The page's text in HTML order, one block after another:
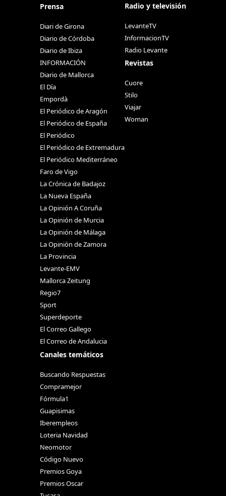
Prensa
Diari de Girona
Diario de Córdoba
Diario de Ibiza
INFORMACIÓN
Diario de Mallorca
El Día
Empordà
El Periódico de Aragón
El Periódico de España
El Periódico
El Periódico de Extremadura
El Periódico Mediterráneo
Faro de Vigo
La Crónica de Badajoz
La Nueva España
La Opinión A Coruña
La Opinión de Murcia
La Opinión de Málaga
La Opinión de Zamora
La Provincia
Levante-EMV
Mallorca Zeitung
Regio7
Sport
Superdeporte
El Correo Gallego
El Correo de Andalucia
Canales temáticos
Buscando Respuestas
Compramejor
Fórmula1
Guapisimas
Iberempleos
Loteria Navidad
Neomotor
Código Nuevo
Premios Goya
Premios Oscar
Radio y televisión
LevanteTV
InformacionTV
Radio Levante
Revistas
Cuore
Stilo
Viajar
Woman